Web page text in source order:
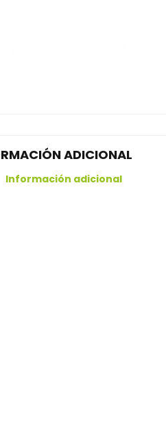
ADICIONAL
Información adicional